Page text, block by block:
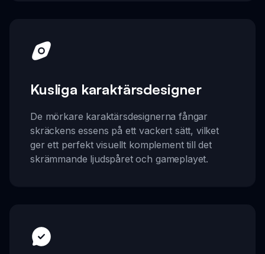
Kusliga karaktärsdesigner
De mörkare karaktärsdesignerna fångar
skräckens essens på ett vackert sätt, vilket
ger ett perfekt visuellt komplement till det
skrämmande ljudspåret och gameplayet.